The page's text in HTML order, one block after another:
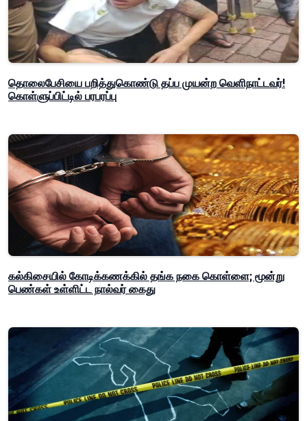
தொலைபேசியை பறித்துகொண்டு தப்ப முயன்ற வெளிநாட்டவர்!
கொள்ளுப்பிட்டில் பரபரப்பு
கல்கிசையில் கோடிக்கணக்கில் தங்க நகை கொள்ளை; மூன்று
பெண்கள் உள்ளிட்ட நால்வர் கைது